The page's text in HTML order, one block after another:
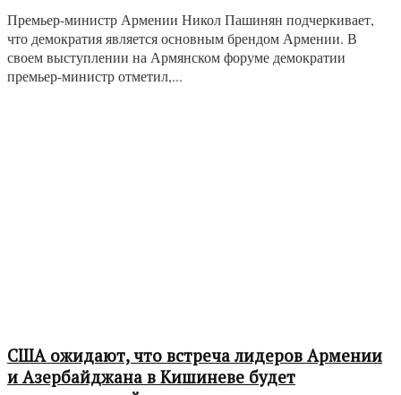
Премьер-министр Армении Никол Пашинян подчеркивает,
что демократия является основным брендом Армении. В
своем выступлении на Армянском форуме демократии
премьер-министр отметил,...
США ожидают, что встреча лидеров Армении
и Азербайджана в Кишиневе будет